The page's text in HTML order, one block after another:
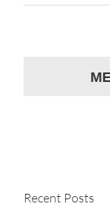
Recent Posts